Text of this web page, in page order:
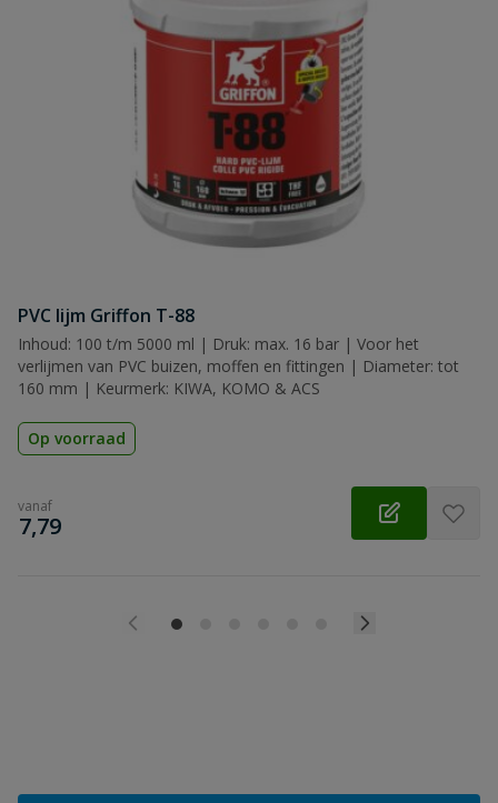
PVC lijm Griffon T-88
Inhoud: 100 t/m 5000 ml | Druk: max. 16 bar | Voor het
verlijmen van PVC buizen, moffen en fittingen | Diameter: tot
160 mm | Keurmerk: KIWA, KOMO & ACS
Op voorraad
vanaf
€
7,79